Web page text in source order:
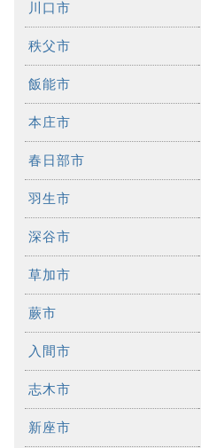
川口市
秩父市
飯能市
本庄市
春日部市
羽生市
深谷市
草加市
蕨市
入間市
志木市
新座市